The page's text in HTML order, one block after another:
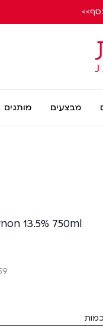
מבצעים מותגים
13.5% 750ml
כמות